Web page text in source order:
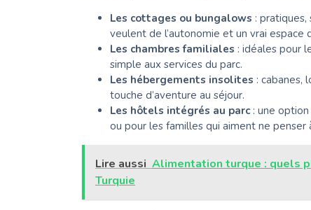
Les cottages ou bungalows :
veulent de l’autonomie et un vrai espace
Les chambres familiales : idéales pour
simple aux services du parc.
Les hébergements insolites : cabanes,
touche d’aventure au séjour.
Les hôtels intégrés au parc: une option
ou pour les familles qui aiment ne penser
Lire aussi Alimentation turque : quels
Turquie